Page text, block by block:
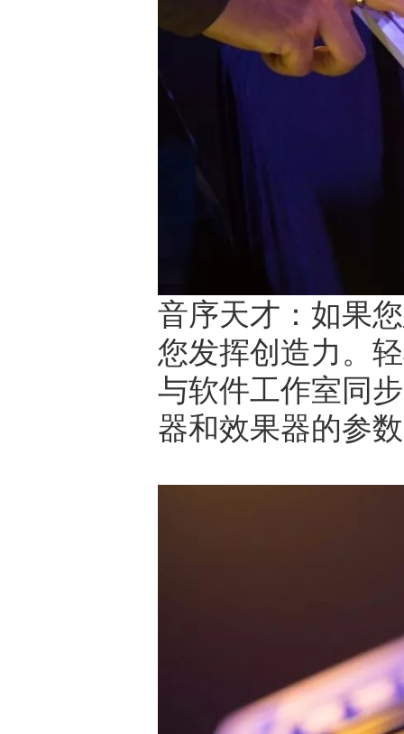
音序天才：如果
您发挥创造力。
与软件工作室同
器和效果器的参